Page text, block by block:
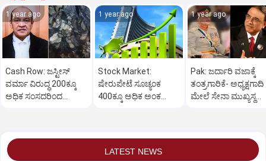
1 year ago
Cash Row: ಜಸ್ಟೀಸ್‌
ವರ್ಮಾ ವಿರುದ್ಧ 200ಕ್ಕೂ
ಅಧಿಕ ಸಂಸದರಿಂದ
1 year ago
Stock Market:
ಷೇರುಪೇಟೆ ಸೂಚ್ಯಂಕ
400ಕ್ಕೂ ಅಧಿಕ ಅಂಕ
1 year ago
Pak: ಜರ್ದಾರಿ ವಜಾಕ್ಕೆ
ತಂತ್ರಗಾರಿಕೆ- ಅಧ್ಯಕ್ಷಗಾದಿ
ಮೇಲೆ ಸೇನಾ ಮುಖ್ಯಸ್ಥ
LATEST NEWS